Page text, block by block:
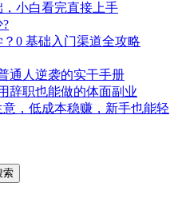
小白看完直接上手
0 基础入门渠道全攻略
通人逆袭的实干手册
辞职也能做的体面副业
，低成本稳赚，新手也能轻
索